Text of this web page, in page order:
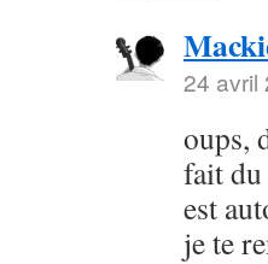
24 avril
oups,
fait du
est
je te